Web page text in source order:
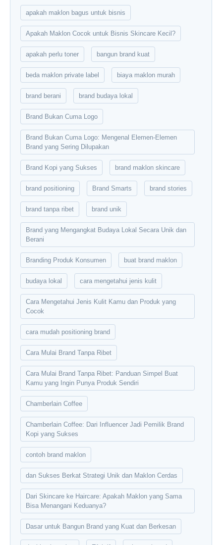
apakah maklon bagus untuk bisnis
Apakah Maklon Cocok untuk Bisnis Skincare Kecil?
apakah perlu toner bangun brand kuat
beda maklon private label biaya maklon murah
brand berani brand budaya lokal
Brand Bukan Cuma Logo
Brand Bukan Cuma Logo: Mengenal Elemen-Elemen
Brand yang Sering Dilupakan
Brand Kopi yang Sukses brand maklon skincare
brand positioning Brand Smarts brand stories
brand tanpa ribet brand unik
Brand yang Mengangkat Budaya Lokal Secara Unik dan
Berani
Branding Produk Konsumen buat brand maklon
budaya lokal cara mengetahui jenis kulit
Cara Mengetahui Jenis Kulit Kamu dan Produk yang
Cocok
cara mudah positioning brand
Cara Mulai Brand Tanpa Ribet
Cara Mulai Brand Tanpa Ribet: Panduan Simpel Buat
Kamu yang Ingin Punya Produk Sendiri
Chamberlain Coffee
Chamberlain Coffee: Dari Influencer Jadi Pemilik Brand
Kopi yang Sukses
contoh brand maklon
dan Sukses Berkat Strategi Unik dan Maklon Cerdas
Dari Skincare ke Haircare: Apakah Maklon yang Sama
Bisa Menangani Keduanya?
Dasar untuk Bangun Brand yang Kuat dan Berkesan